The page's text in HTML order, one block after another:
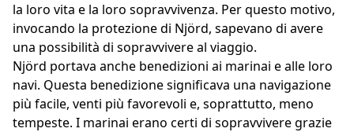
la loro vita e la loro sopravvivenza. Per questo motivo,
invocando la protezione di Njörd, sapevano di avere
una possibilità di sopravvivere al viaggio.
Njörd portava anche benedizioni ai marinai e alle loro
navi. Questa benedizione significava una navigazione
più facile, venti più favorevoli e, soprattutto, meno
tempeste. I marinai erano certi di sopravvivere grazie